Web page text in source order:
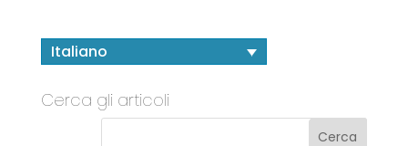
Italiano
Cerca gli articoli